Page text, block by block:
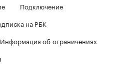
Подключение
на РБК
Информация об ограничениях